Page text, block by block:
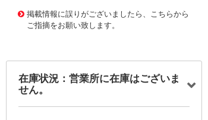
掲載情報に誤りがございましたら、こちらから
ご指摘をお願い致します。
在庫状況：営業所に在庫はございま
せん。